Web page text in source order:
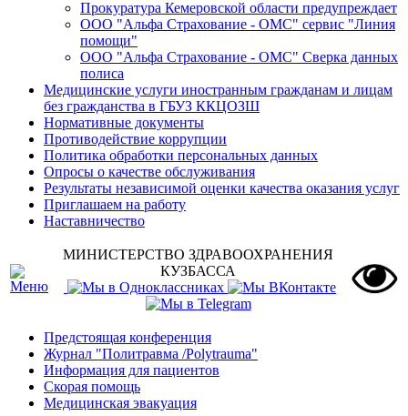
Прокуратура Кемеровской области предупреждает
ООО "Альфа Страхование - ОМС" сервис "Линия
помощи"
ООО "Альфа Страхование - ОМС" Сверка данных
полиса
Медицинские услуги иностранным гражданам и лицам
без гражданства в ГБУЗ ККЦОЗШ
Нормативные документы
Противодействие коррупции
Политика обработки персональных данных
Опросы о качестве обслуживания
Результаты независимой оценки качества оказания услуг
Приглашаем на работу
Наставничество
МИНИСТЕРСТВО ЗДРАВООХРАНЕНИЯ
КУЗБАССА
Предстоящая конференция
Журнал "Политравма /Polytrauma"
Информация для пациентов
Скорая помощь
Медицинская эвакуация